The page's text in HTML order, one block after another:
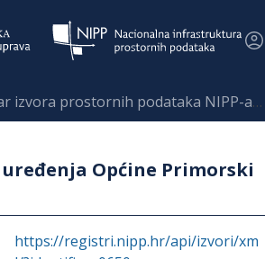
izvora prostornih podataka NIPP-a
Općine Primorski
https://registri.nipp.hr/api/izvori/xm